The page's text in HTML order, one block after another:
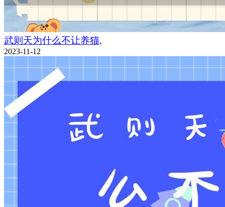
武则天为什么不让养猫,
2023-11-12